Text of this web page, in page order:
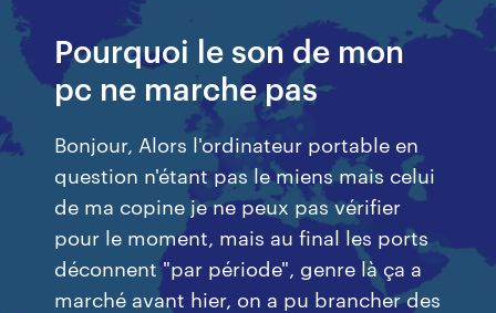
Pourquoi le son de mon
pc ne marche pas
Bonjour, Alors l'ordinateur portable en
question n'étant pas le miens mais celui
de ma copine je ne peux pas vérifier
pour le moment, mais au final les ports
déconnent "par période", genre là ça a
marché avant hier, on a pu brancher des